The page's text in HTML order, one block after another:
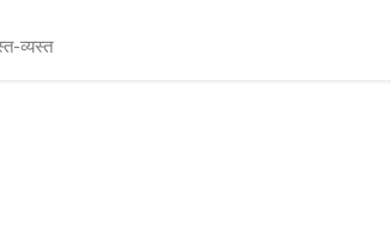
व्यस्त